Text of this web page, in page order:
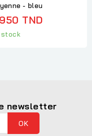
- bleu
TND
stock
newsletter